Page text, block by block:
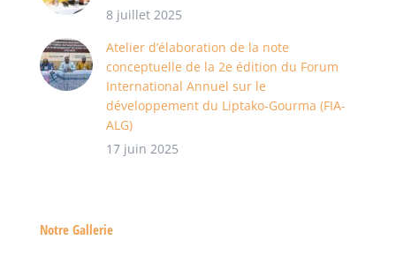
8 juillet 2025
Atelier d’élaboration de la note
conceptuelle de la 2e édition du Forum
International Annuel sur le
développement du Liptako-Gourma (FIA-
ALG)
17 juin 2025
Notre Gallerie